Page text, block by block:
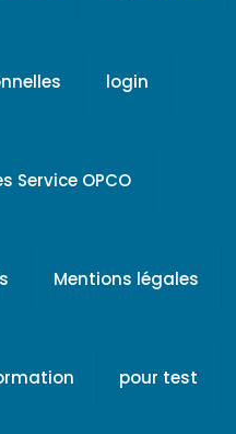
login
Service OPCO
Mentions légales
pour test